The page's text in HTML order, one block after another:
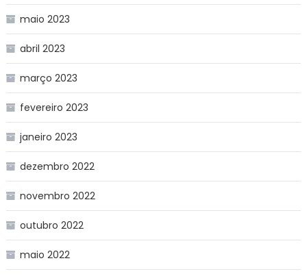
maio 2023
abril 2023
março 2023
fevereiro 2023
janeiro 2023
dezembro 2022
novembro 2022
outubro 2022
maio 2022